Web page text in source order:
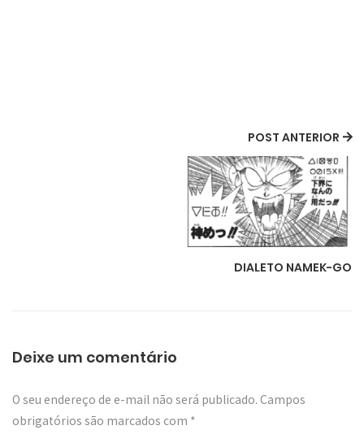
POST ANTERIOR
DIALETO NAMEK-GO
Deixe um comentário
O seu endereço de e-mail não será publicado. Campos
obrigatórios são marcados com *